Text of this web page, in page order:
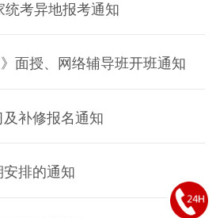
统考异地报考通知
面授、网络辅导班开班通知
补修报名通知
排的通知